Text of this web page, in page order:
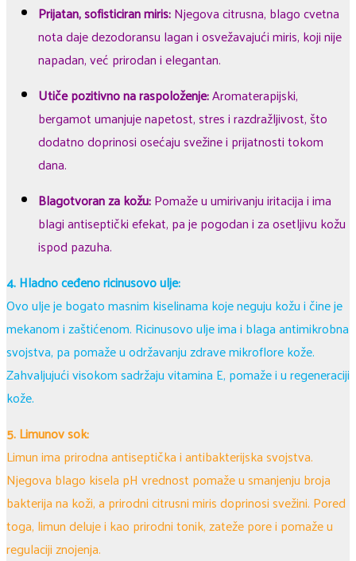
Prijatan, sofisticiran miris:Njegova citrusna, blago cvetna
nota daje dezodoransu lagan i osvežavajući miris, koji nije
napadan, već prirodan i elegantan.
Utiče pozitivno na raspoloženje:Aromaterapijski,
bergamot umanjuje napetost, stres i razdražljivost, što
dodatno doprinosi osećaju svežine i prijatnosti tokom
dana.
Blagotvoran za kožu:Pomaže u umirivanju iritacija i ima
blagi antiseptički efekat, pa je pogodan i za osetljivu kožu
ispod pazuha.
4. Hladno ceđeno ricinusovo ulje:
Ovo ulje je bogato masnim kiselinama koje neguju kožu i čine je
mekanom i zaštićenom. Ricinusovo ulje ima i blaga antimikrobna
svojstva, pa pomaže u održavanju zdrave mikroflore kože.
Zahvaljujući visokom sadržaju vitamina E, pomaže i u regeneraciji
kože.
5. Limunov sok:
Limun ima prirodna antiseptička i antibakterijska svojstva.
Njegova blago kisela pH vrednost pomaže u smanjenju broja
bakterija na koži, a prirodni citrusni miris doprinosi svežini. Pored
toga, limun deluje i kao prirodni tonik, zateže pore i pomaže u
regulaciji znojenja.